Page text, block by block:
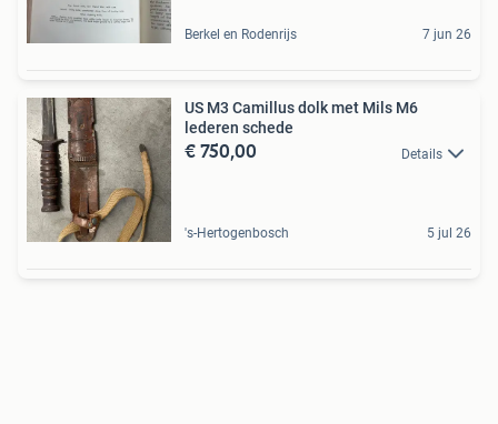
Berkel en Rodenrijs 7 jun 26
US M3 Camillus dolk met Mils M6
lederen schede
€ 750,00 Details
's-Hertogenbosch 5 jul 26